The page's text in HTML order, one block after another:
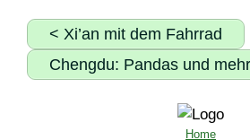
< Xi’an mit dem Fahrrad
Chengdu: Pandas und
Home